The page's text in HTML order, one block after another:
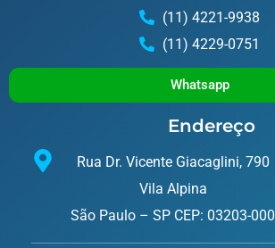
(11) 4221-9938
(11) 4229-0751
Whatsapp
Endereço
Rua Dr. Vicente Giacaglini, 790
Vila Alpina
São Paulo – SP CEP: 03203-000